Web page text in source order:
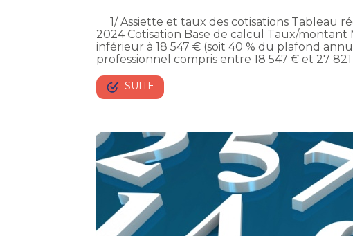
1/ Assiette et taux des cotisations Tableau
2024 Cotisation Base de calcul Taux/
inférieur à 18 547 € (soit 40 % du plafond
professionnel compris entre 18 547 € et 27
SUITE